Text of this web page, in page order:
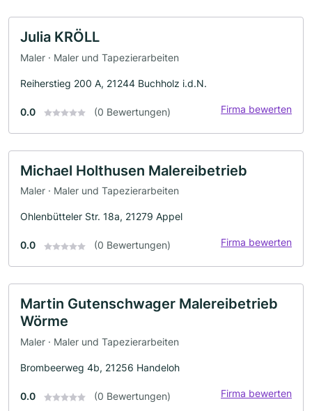
Julia KRÖLL
Maler · Maler und Tapezierarbeiten
Reiherstieg 200 A, 21244 Buchholz i.d.N.
0.0 (0 Bewertungen) Firma bewerten
Michael Holthusen Malereibetrieb
Maler · Maler und Tapezierarbeiten
Ohlenbütteler Str. 18a, 21279 Appel
0.0 (0 Bewertungen) Firma bewerten
Martin Gutenschwager Malereibetrieb
Wörme
Maler · Maler und Tapezierarbeiten
Brombeerweg 4b, 21256 Handeloh
0.0 (0 Bewertungen) Firma bewerten